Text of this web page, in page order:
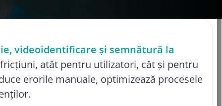
notificările
Marcarea temporală
Dispozitive de identitate digitală
14 iulie 2026
ȘTIRI
videoidentificare și semnătură la
atât pentru utilizatori, cât și pentru
erorile manuale, optimizează procesele